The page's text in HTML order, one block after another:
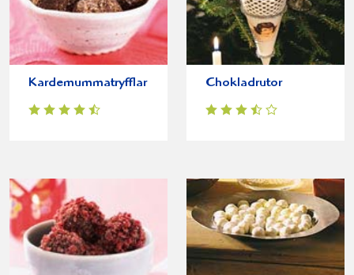
Kardemummatryfflar Chokladrutor